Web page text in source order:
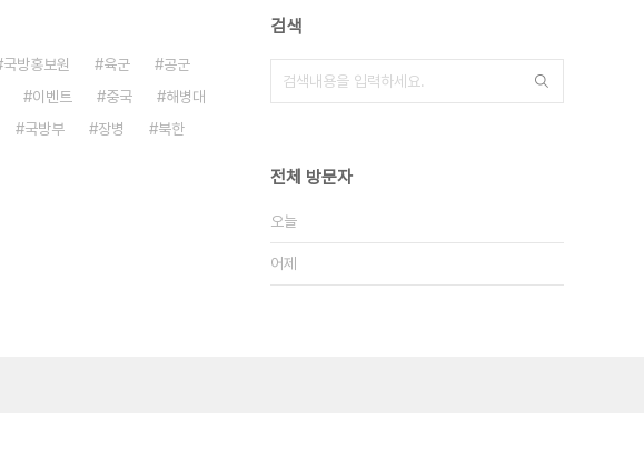
국방홍보원 육군
공군
이벤트 중국
해병대
국방부 장병
북한
검색
전체 방문자
오늘
어제